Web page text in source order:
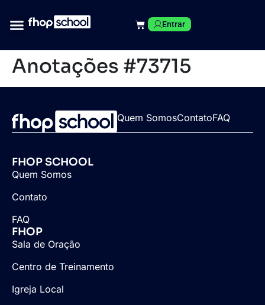
Entrar
Anotações #73715
Quem SomosContatoFAQ
FHOP SCHOOL
Quem Somos
Contato
FAQ
FHOP
Sala de Oração
Centro de Treinamento
Igreja Local